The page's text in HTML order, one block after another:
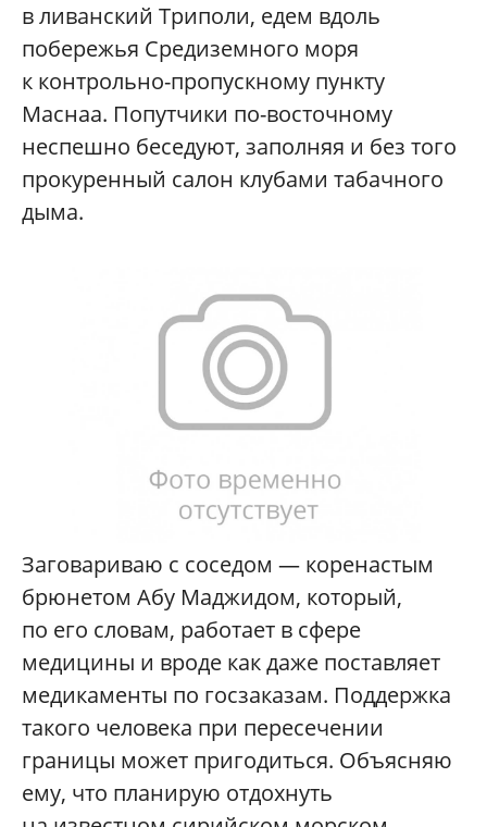
в ливанский Триполи, едем вдоль
побережья Средиземного моря
к контрольно-пропускному пункту
Маснаа. Попутчики по-восточному
неспешно беседуют, заполняя и без того
прокуренный салон клубами табачного
дыма.
Заговариваю с соседом — коренастым
брюнетом Абу Маджидом, который,
по его словам, работает в сфере
медицины и вроде как даже поставляет
медикаменты по госзаказам. Поддержка
такого человека при пересечении
границы может пригодиться. Объясняю
ему, что планирую отдохнуть